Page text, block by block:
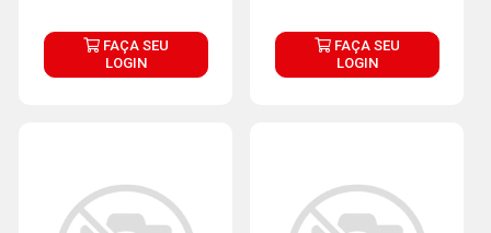
FAÇA SEU
LOGIN
FAÇA SEU
LOGIN